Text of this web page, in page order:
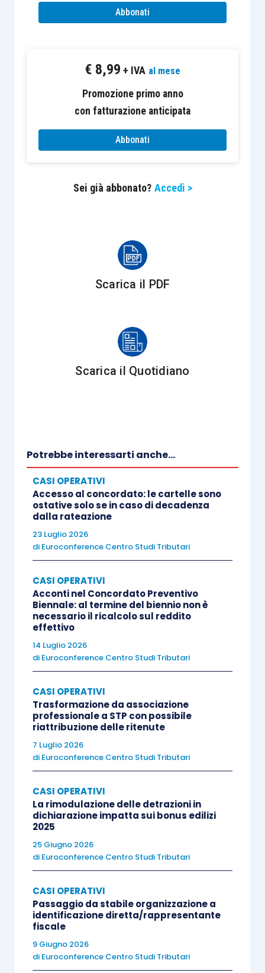
Abbonati
€ 8,99 + IVA al mese
Promozione primo anno
con fatturazione anticipata
Abbonati
Sei già abbonato? Accedi >
Scarica il PDF
Scarica il Quotidiano
Potrebbe interessarti anche...
CASI OPERATIVI
Accesso al concordato: le cartelle sono
ostative solo se in caso di decadenza
dalla rateazione
23 Luglio 2026
di Euroconference Centro Studi Tributari
CASI OPERATIVI
Acconti nel Concordato Preventivo
Biennale: al termine del biennio non è
necessario il ricalcolo sul reddito
effettivo
14 Luglio 2026
di Euroconference Centro Studi Tributari
CASI OPERATIVI
Trasformazione da associazione
professionale a STP con possibile
riattribuzione delle ritenute
7 Luglio 2026
di Euroconference Centro Studi Tributari
CASI OPERATIVI
La rimodulazione delle detrazioni in
dichiarazione impatta sui bonus edilizi
2025
25 Giugno 2026
di Euroconference Centro Studi Tributari
CASI OPERATIVI
Passaggio da stabile organizzazione a
identificazione diretta/rappresentante
fiscale
9 Giugno 2026
di Euroconference Centro Studi Tributari